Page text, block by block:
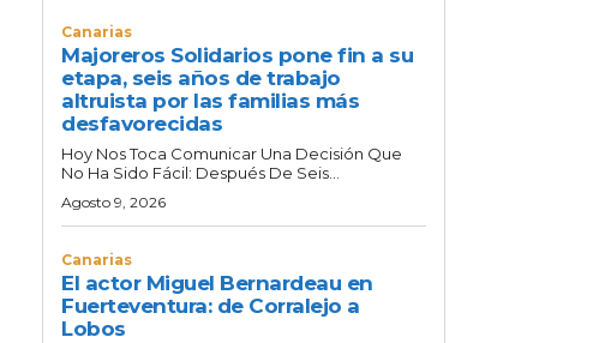
Canarias
Majoreros Solidarios pone fin a su
etapa, seis años de trabajo
altruista por las familias más
desfavorecidas
Hoy Nos Toca Comunicar Una Decisión Que
No Ha Sido Fácil: Después De Seis...
Agosto 9, 2026
Canarias
El actor Miguel Bernardeau en
Fuerteventura: de Corralejo a
Lobos